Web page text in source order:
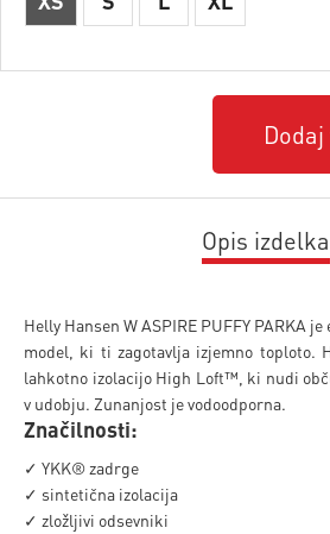
Opis izdelka
Helly Hansen W ASPIRE PUFFY PARKA
model, ki ti zagotavlja izjemno toploto.
lahkotno izolacijo High Loft™, ki nudi
v udobju. Zunanjost je vodoodporna.
Značilnosti:
✓ YKK® zadrge
✓ sintetična izolacija
✓ zložljivi odsevniki